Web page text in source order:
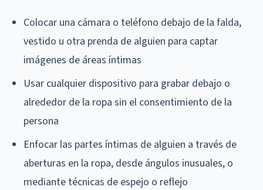
Colocar una cámara o teléfono debajo de la falda,
vestido u otra prenda de alguien para captar
imágenes de áreas íntimas
Usar cualquier dispositivo para grabar debajo o
alrededor de la ropa sin el consentimiento de la
persona
Enfocar las partes íntimas de alguien a través de
aberturas en la ropa, desde ángulos inusuales, o
mediante técnicas de espejo o reflejo